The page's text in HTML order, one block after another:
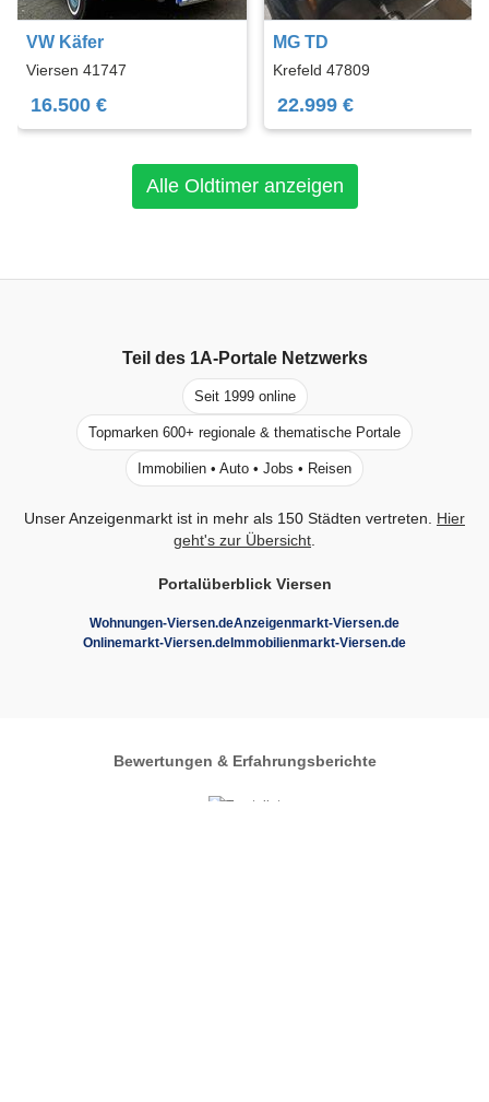
VW Käfer
Viersen 41747
16.500 €
MG TD
Krefeld 47809
22.999 €
Alle Oldtimer anzeigen
Teil des 1A-PortaleNetzwerks
Seit 1999 online
Topmarken 600+ regionale & thematische Portale
Immobilien • Auto • Jobs • Reisen
Unser Anzeigenmarkt ist in mehr als 150 Städten vertreten. Hier
geht's zur Übersicht.
Portalüberblick Viersen
Wohnungen-Viersen.deAnzeigenmarkt-Viersen.de
Onlinemarkt-Viersen.de Immobilienmarkt-Viersen.de
Bewertungen & Erfahrungsberichte